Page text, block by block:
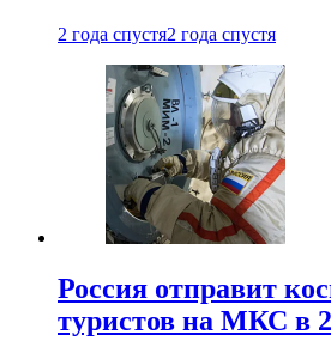
2 года спустя2 года спустя
Россия отправит
туристов на МКС в